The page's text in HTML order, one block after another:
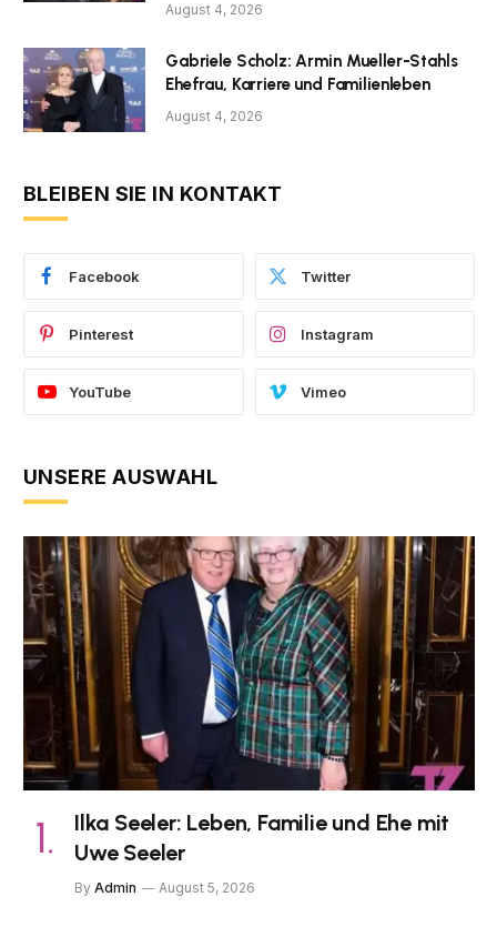
August 4, 2026
Gabriele Scholz: Armin Mueller-Stahls
Ehefrau, Karriere und Familienleben
August 4, 2026
BLEIBEN SIE IN KONTAKT
Facebook Twitter
Pinterest Instagram
YouTube Vimeo
UNSERE AUSWAHL
Ilka Seeler: Leben, Familie und Ehe mit
Uwe Seeler
By Admin August 5, 2026